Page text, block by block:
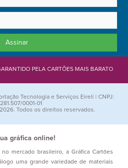
Assinar
PELA CARTÕES MAIS BARATO
Tecnologia e Serviços Eireli | CNPJ:
0001-01
Todos os direitos reservados.
gráfica online!
mercado brasileiro, a Gráfica Cartões
uma grande variedade de materiais